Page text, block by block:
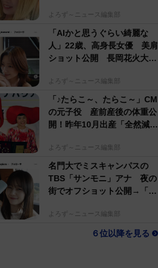
よろず～ニュース編集部
「AIかと思うぐらい綺麗な
人」22歳、高身長女優 美肩
ショット公開 長岡花火大会
よろず～ニュース編集部
「♪たらこ～、たらこ～」CM
の元子役 産前産後の体重公
開！昨年10月出産「全然減ら
よろず～ニュース編集部
名門大でミスキャンパスの
TBS「サンモニ」アナ 夜の
街でオフショット公開→「ノ
よろず～ニュース編集部
６位以降を見る